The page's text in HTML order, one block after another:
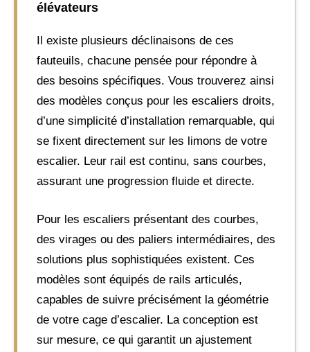
élévateurs
Il existe plusieurs déclinaisons de ces
fauteuils, chacune pensée pour répondre à
des besoins spécifiques. Vous trouverez ainsi
des modèles conçus pour les escaliers droits,
d’une simplicité d’installation remarquable, qui
se fixent directement sur les limons de votre
escalier. Leur rail est continu, sans courbes,
assurant une progression fluide et directe.
Pour les escaliers présentant des courbes,
des virages ou des paliers intermédiaires, des
solutions plus sophistiquées existent. Ces
modèles sont équipés de rails articulés,
capables de suivre précisément la géométrie
de votre cage d’escalier. La conception est
sur mesure, ce qui garantit un ajustement